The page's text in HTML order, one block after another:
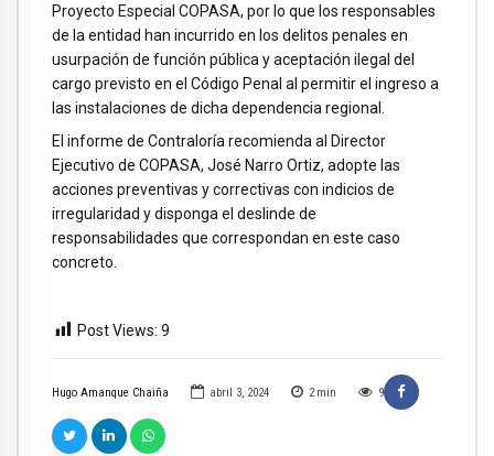
Hugo Amanque Chaiña abril 3, 2024 2 min 9
Proyecto Especial COPASA, por lo que los responsables
de la entidad han incurrido en los delitos penales en
usurpación de función pública y aceptación ilegal del
cargo previsto en el Código Penal al permitir el ingreso a
las instalaciones de dicha dependencia regional.
El informe de Contraloría recomienda al Director
Ejecutivo de COPASA, José Narro Ortiz, adopte las
acciones preventivas y correctivas con indicios de
irregularidad y disponga el deslinde de
responsabilidades que correspondan en este caso
concreto.
Post Views: 9